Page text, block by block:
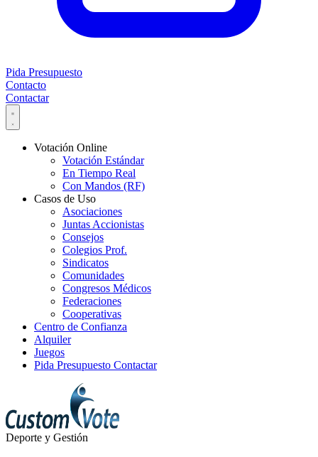
Pida Presupuesto
Contacto
Contactar
Votación Online
Votación Estándar
En Tiempo Real
Con Mandos (RF)
Casos de Uso
Asociaciones
Juntas Accionistas
Consejos
Colegios Prof.
Sindicatos
Comunidades
Congresos Médicos
Federaciones
Cooperativas
Centro de Confianza
Alquiler
Juegos
Pida Presupuesto Contactar
Deporte y Gestión